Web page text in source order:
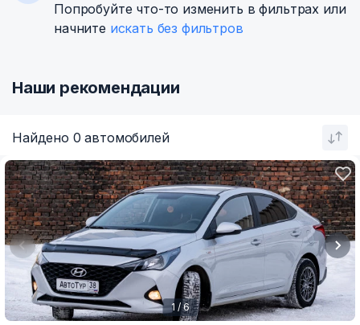
Найдено 0 автомобилей
Попробуйте что-то изменить в фильтрах или
начните искать без фильтров
Наши рекомендации
1 / 6